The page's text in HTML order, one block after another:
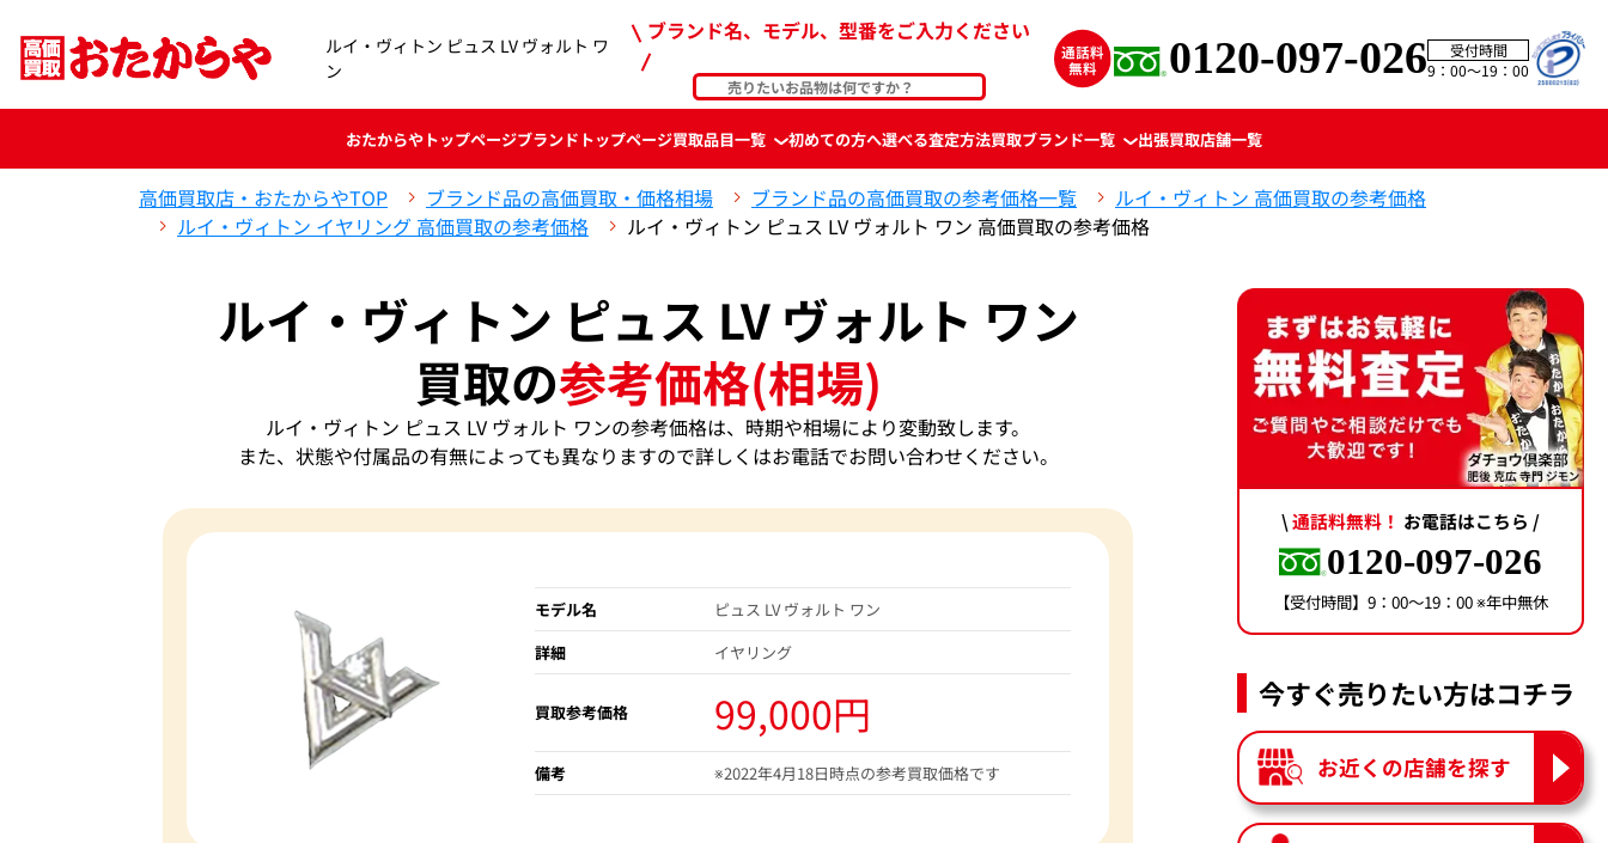
ルイ・ヴィトン ピュス LV ヴォルト ワ
ン
ブランド名、モデル、型番をご入力ください
0120-097-026
受付時間
9：00〜19：00
おたからやトップページブランド トップページ買取品目一覧 初めての方へ選べる査定方法買取ブランド一覧 出張買取店舗一覧
高価買取店・おたからやTOP ブランド品の高価買取・価格相場 ブランド品の高価買取の参考価格一覧
ルイ・ヴィトン 高価買取の参考価格
ルイ・ヴィトン イヤリング 高価買取の参考価格
ルイ・ヴィトン ピュス LV ヴォルト ワン 高価買取の参考価格
ルイ・ヴィトン ピュス LV ヴォルト ワン
買取の参考価格(相場)
ルイ・ヴィトン ピュス LV ヴォルト ワンの参考価格は、時期や相場により変動致します。
また、状態や付属品の有無によっても異なりますので詳しくはお電話でお問い合わせください。
モデル名
ピュス LV ヴォルト ワン
詳細
イヤリング
買取参考価格 99,000円
備考 ※2022年4月18日時点の参考買取価格です
\通話料無料！ お電話はこちら /
0120-097-026
【受付時間】9：00〜19：00 ※年中無休
今すぐ売りたい方はコチラ
お近くの店舗を探す